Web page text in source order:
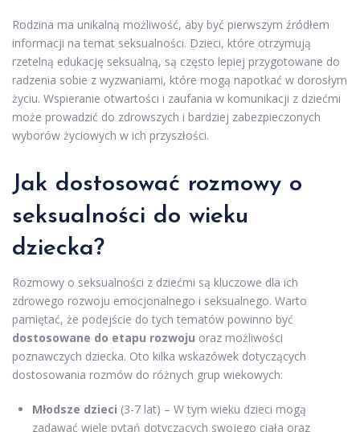
Rodzina ma unikalną możliwość, aby być pierwszym źródłem
informacji na temat seksualności. Dzieci, które otrzymują
rzetelną edukację seksualną, są często lepiej przygotowane do
radzenia sobie z wyzwaniami, które mogą napotkać w dorosłym
życiu. Wspieranie otwartości i zaufania w komunikacji z dziećmi
może prowadzić do zdrowszych i bardziej zabezpieczonych
wyborów życiowych w ich przyszłości.
Jak dostosować rozmowy o
seksualności do wieku
dziecka?
Rozmowy o seksualności z dziećmi są kluczowe dla ich
zdrowego rozwoju emocjonalnego i seksualnego. Warto
pamiętać, że podejście do tych tematów powinno być
dostosowane do etapu rozwoju oraz możliwości
poznawczych dziecka. Oto kilka wskazówek dotyczących
dostosowania rozmów do różnych grup wiekowych:
Młodsze dzieci (3-7 lat) – W tym wieku dzieci mogą
zadawać wiele pytań dotyczących swojego ciała oraz